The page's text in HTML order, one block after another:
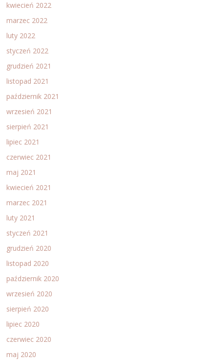
kwiecień 2022
marzec 2022
luty 2022
styczeń 2022
grudzień 2021
listopad 2021
październik 2021
wrzesień 2021
sierpień 2021
lipiec 2021
czerwiec 2021
maj 2021
kwiecień 2021
marzec 2021
luty 2021
styczeń 2021
grudzień 2020
listopad 2020
październik 2020
wrzesień 2020
sierpień 2020
lipiec 2020
czerwiec 2020
maj 2020